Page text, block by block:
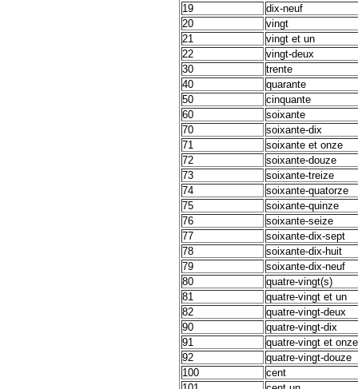
19
dix-neuf
20
vingt
21
vingt et un
22
vingt-deux
30
trente
40
quarante
50
cinquante
60
soixante
70
soixante-dix
71
soixante et onze
72
soixante-douze
73
soixante-treize
74
soixante-quatorze
75
soixante-quinze
76
soixante-seize
77
soixante-dix-sept
78
soixante-dix-huit
79
soixante-dix-neuf
80
quatre-vingt(s)
81
quatre-vingt et un
82
quatre-vingt-deux
90
quatre-vingt-dix
91
quatre-vingt et onze
92
quatre-vingt-douze
100
cent